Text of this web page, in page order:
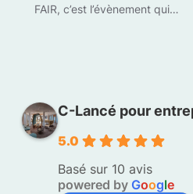
FAIR, c’est l’évènement qui…
C-Lancé pour
5.0
Basé sur 10 avis
powered by Google